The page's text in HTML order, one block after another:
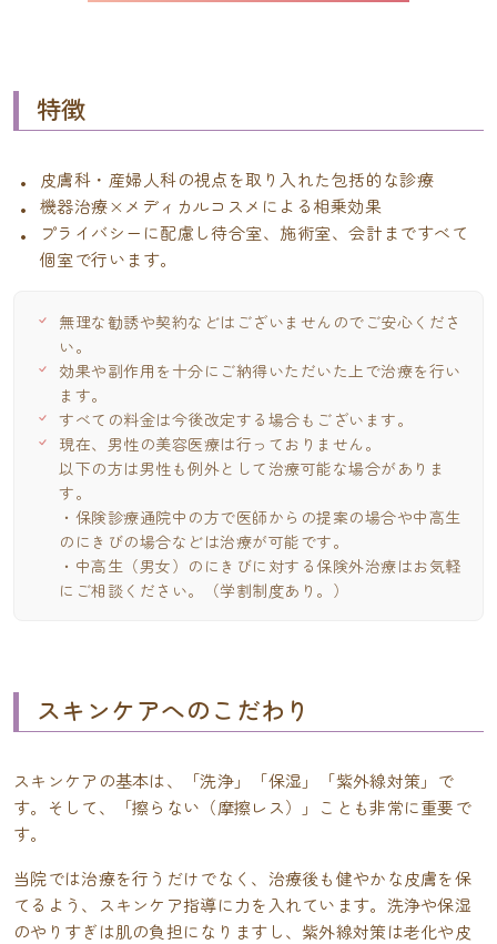
特徴
皮膚科・産婦人科の視点を取り入れた包括的な診療
機器治療×メディカルコスメによる相乗効果
プライバシーに配慮し待合室、施術室、会計まですべて
個室で行います。
無理な勧誘や契約などはございませんのでご安心くださ
い。
効果や副作用を十分にご納得いただいた上で治療を行い
ます。
すべての料金は今後改定する場合もございます。
現在、男性の美容医療は行っておりません。
以下の方は男性も例外として治療可能な場合がありま
す。
・保険診療通院中の方で医師からの提案の場合や中高生
のにきびの場合などは治療が可能です。
・中高生（男女）のにきびに対する保険外治療はお気軽
にご相談ください。（学割制度あり。）
スキンケアへのこだわり
スキンケアの基本は、「洗浄」「保湿」「紫外線対策」で
す。そして、「擦らない（摩擦レス）」ことも非常に重要で
す。
当院では治療を行うだけでなく、治療後も健やかな皮膚を保
てるよう、スキンケア指導に力を入れています。洗浄や保湿
のやりすぎは肌の負担になりますし、紫外線対策は老化や皮